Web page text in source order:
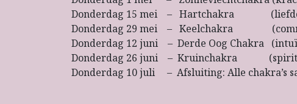
Donderdag 15 mei – Hartchakra (liefde
Donderdag 29 mei – Keelchakra
Donderdag 12 juni – Derde Oog Chakra
Donderdag 26 juni – Kruinchakra
Donderdag 10 juli – Afsluiting: Alle chakra’s